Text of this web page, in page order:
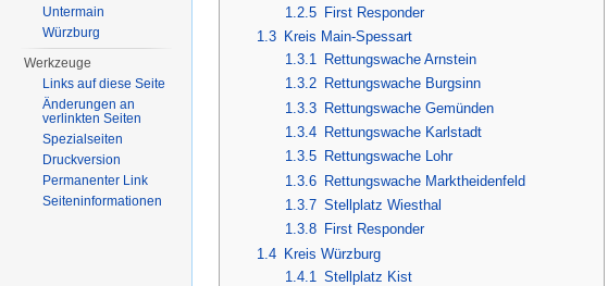
1.2.5 First Responder
1.3
Kreis Main-Spessart
1.3.1 Rettungswache Arnstein
1.3.2 Rettungswache Burgsinn
1.3.3 Rettungswache Gemünden
1.3.4 Rettungswache Karlstadt
1.3.5 Rettungswache Lohr
1.3.6 Rettungswache Marktheidenfeld
1.3.7 Stellplatz Wiesthal
1.3.8 First Responder
1.4 Kreis Würzburg
1.4.1
Stellplatz Kist
Untermain
Würzburg
Werkzeuge
Links auf diese Seite
Änderungen an
verlinkten Seiten
Spezialseiten
Druckversion
Permanenter Link
Seiten­informationen